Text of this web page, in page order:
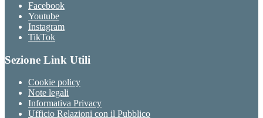
Facebook
Youtube
Instagram
TikTok
Sezione Link Utili
Cookie policy
Note legali
Informativa Privacy
Ufficio Relazioni con il Pubblico